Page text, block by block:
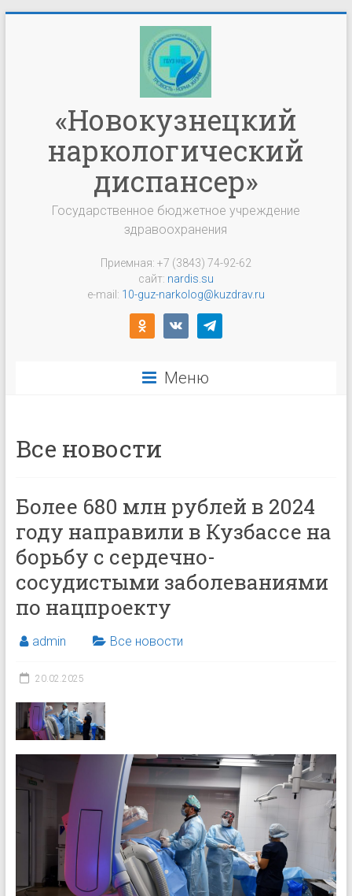
«Новокузнецкий
наркологический
диспансер»
Государственное бюджетное учреждение
здравоохранения
Приемная: +7 (3843) 74-92-62
сайт: nardis.su
e-mail: 10-guz-narkolog@kuzdrav.ru
odnoklassniki
vkontaktetelegram
Меню
Все новости
Более 680 млн рублей в 2024
году направили в Кузбассе на
борьбу с сердечно-
сосудистыми заболеваниями
по нацпроекту
admin Все новости
20.02.2025